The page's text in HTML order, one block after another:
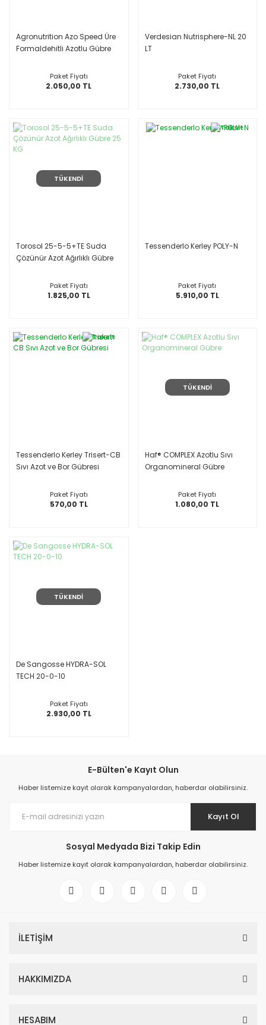
Agronutrition Azo Speed Üre
Formaldehitli Azotlu Gübre
Paket Fiyatı
2.050,00 TL
Verdesian Nutrisphere-NL 20
LT
Paket Fiyatı
2.730,00 TL
TÜKENDİ
Torosol 25-5-5+TE Suda
Çözünür Azot Ağırlıklı Gübre
Paket Fiyatı
1.825,00 TL
Tessenderlo Kerley POLY-N
Paket Fiyatı
5.910,00 TL
Tessenderlo Kerley Trisert-CB
Sıvı Azot ve Bor Gübresi
Paket Fiyatı
570,00 TL
TÜKENDİ
Haf® COMPLEX Azotlu Sıvı
Organomineral Gübre
Paket Fiyatı
1.080,00 TL
TÜKENDİ
De Sangosse HYDRA-SOL
TECH 20-0-10
Paket Fiyatı
2.930,00 TL
E-Bülten'e Kayıt Olun
Haber listemize kayıt olarak kampanyalardan, haberdar olabilirsiniz.
Kayıt Ol
Sosyal Medyada Bizi Takip Edin
Haber listemize kayıt olarak kampanyalardan, haberdar olabilirsiniz.
İLETİŞİM
HAKKIMIZDA
HESABIM